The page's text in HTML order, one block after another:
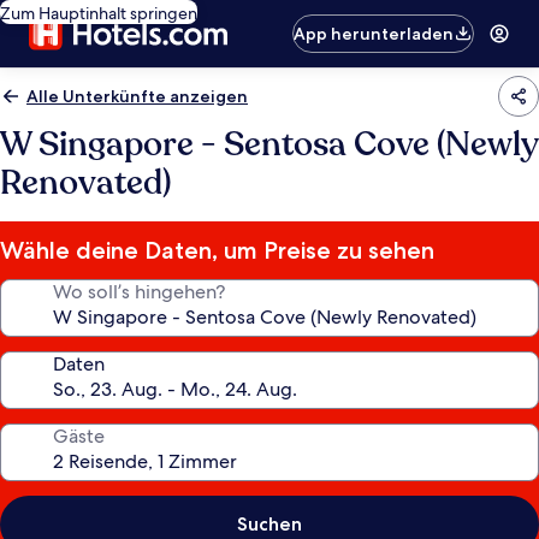
Zum Hauptinhalt springen
App herunterladen
Alle Unterkünfte anzeigen
W Singapore - Sentosa Cove (Newly
Renovated)
Wähle deine Daten, um Preise zu sehen
Wo soll’s hingehen?
Daten
Gäste
Suchen